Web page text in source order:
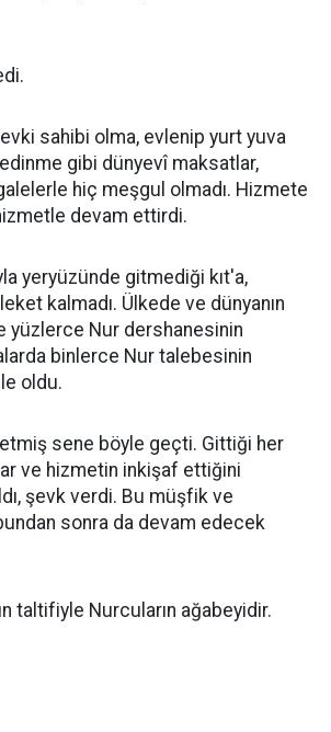
sahibi olma, evlenip yurt yuva
gibi dünyevî maksatlar,
hiç meşgul olmadı. Hizmete
devam ettirdi.
yeryüzünde gitmediği kıt'a,
kalmadı. Ülkede ve dünyanın
yüzlerce Nur dershanesinin
binlerce Nur talebesinin
oldu.
sene böyle geçti. Gittiği her
ve hizmetin inkişaf ettiğini
şevk verdi. Bu müşfik ve
sonra da devam edecek
taltifiyle Nurcuların ağabeyidir.